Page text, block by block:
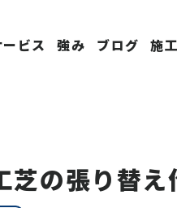
ービス 強み ブログ 施
の張り替え